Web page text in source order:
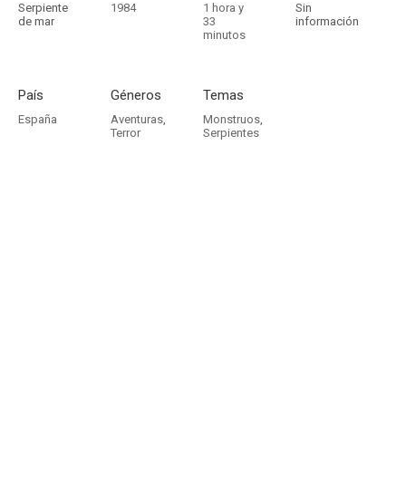
Serpiente
de mar
1984
1 hora y
33
minutos
Sin
información
País
España
Géneros
Aventuras,
Terror
Temas
Monstruos,
Serpientes